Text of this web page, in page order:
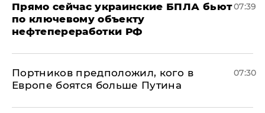
Прямо сейчас украинские БПЛА бьют
по ключевому объекту
нефтепереработки РФ
07:39
Портников предположил, кого в
Европе боятся больше Путина
07:30